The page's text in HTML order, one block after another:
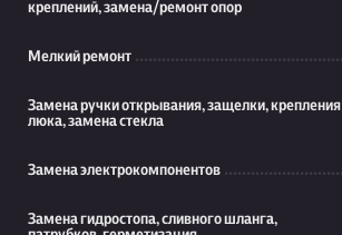
креплений, замена/ремонт опор
Мелкий ремонт
Замена ручки открывания, защелки, крепления
люка, замена стекла
Замена электрокомпонентов
Замена гидростопа, сливного шланга,